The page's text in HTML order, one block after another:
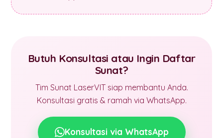
Butuh Konsultasi atau Ingin Daftar
Sunat?
Tim Sunat LaserVIT siap membantu Anda.
Konsultasi gratis & ramah via WhatsApp.
Konsultasi via WhatsApp